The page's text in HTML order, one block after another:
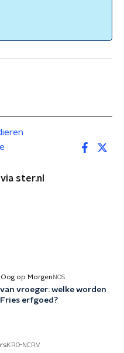
ster.nl
op Morgen NOS
vroeger: welke worden
erfgoed?
KRO-NCRV